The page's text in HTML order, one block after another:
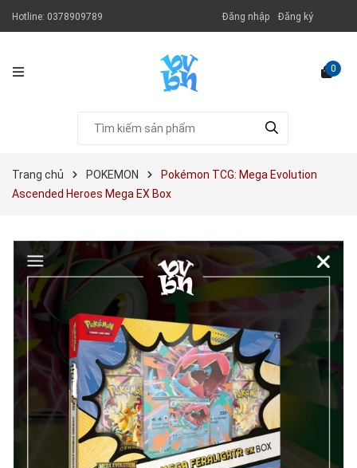
Hotline: 0378909789 Đăng nhập Đăng ký
0
Trang chủ POKEMON
Pokémon TCG: Mega Evolution
Ascended Heroes Mega EX Box